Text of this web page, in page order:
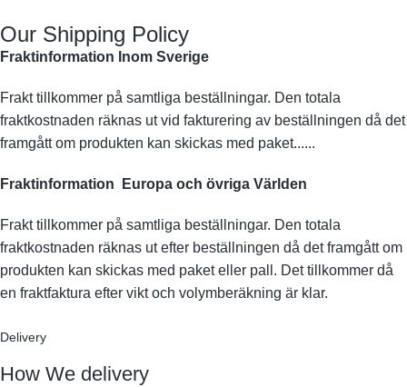
Our Shipping Policy
Fraktinformation Inom Sverige
Frakt tillkommer på samtliga beställningar. Den totala
fraktkostnaden räknas ut vid fakturering av beställningen då det
framgått om produkten kan skickas med paket......
Fraktinformation Europa och övriga Världen
Frakt tillkommer på samtliga beställningar. Den totala
fraktkostnaden räknas ut efter beställningen då det framgått om
produkten kan skickas med paket eller pall. Det tillkommer då
en fraktfaktura efter vikt och volymberäkning är klar.
Delivery
How We delivery